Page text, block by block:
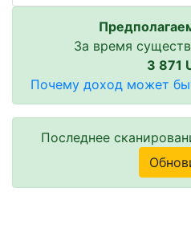
За время
3 871
Почему доход может
Последнее